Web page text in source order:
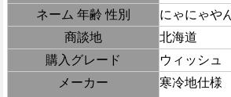
ネーム 年齢 性別
にゃにゃや
商談地
北海道
購入グレード
ウィッシ
メーカー
寒冷地仕様